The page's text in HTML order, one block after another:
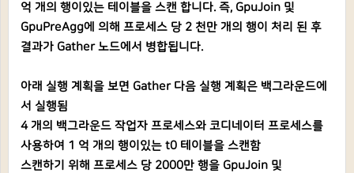
억 개의 행이있는 테이블을 스캔 합니다. 즉, GpuJoin 및
GpuPreAgg에 의해 프로세스 당 2 천만 개의 행이 처리 된 후
결과가 Gather 노드에서 병합됩니다.
아래 실행 계획을 보면 Gather 다음 실행 계획은 백그라운드에
서 실행됨
4 개의 백그라운드 작업자 프로세스와 코디네이터 프로세스를
사용하여 1 억 개의 행이있는 t0 테이블을 스캔함
스캔하기 위해 프로세스 당 2000만 행을 GpuJoin 및